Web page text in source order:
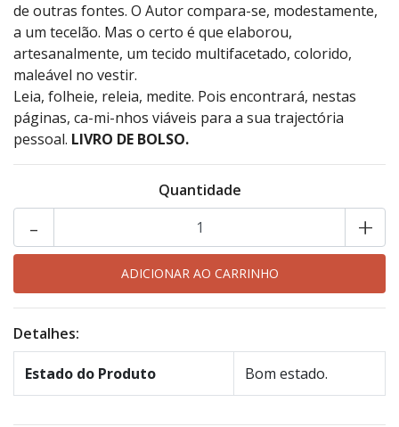
de outras fontes. O Autor compara-se, modestamente,
a um tecelão. Mas o certo é que elaborou,
artesanalmente, um tecido multifacetado, colorido,
maleável no vestir.
Leia, folheie, releia, medite. Pois encontrará, nestas
páginas, ca-mi-nhos viáveis para a sua trajectória
pessoal. LIVRO DE BOLSO.
Quantidade
+
-
Detalhes:
Estado do Produto Bom estado.